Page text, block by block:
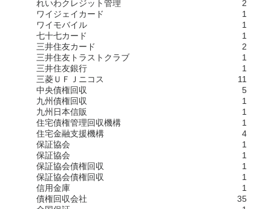
れいわクレジット管理
2
ワイジェイカード
1
ワイモバイル
1
七十七カード
1
三井住友カード
2
三井住友トラストクラブ
1
三井住友銀行
1
三菱ＵＦＪニコス
11
中央債権回収
5
九州債権回収
1
九州日本信販
1
住宅債権管理回収機構
1
住宅金融支援機構
4
保証協会
1
保証協会
1
保証協会債権回収
1
保証協会債権回収
1
信用金庫
1
債権回収会社
35